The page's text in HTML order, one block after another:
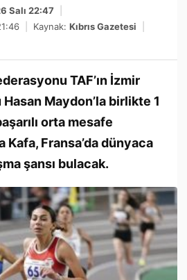
Salı 22:47
Kaynak: Kıbrıs Gazetesi
TAF’ın İzmir
Maydon’la birlikte 1
orta mesafe
Kafa, Fransa’da dünyaca
şansı bulacak.